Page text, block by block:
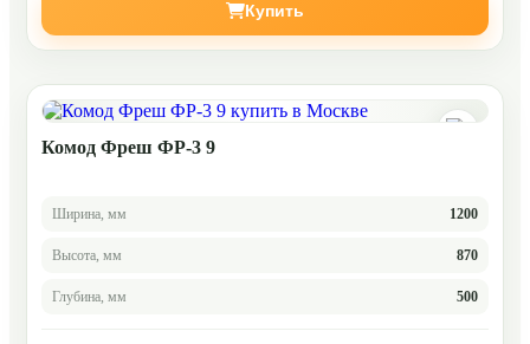
Купить
Комод Фреш ФР-3 9
Ширина, мм 1200
Высота, мм 870
Глубина, мм 500